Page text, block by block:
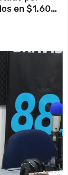
en $1.600